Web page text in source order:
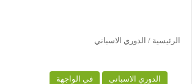
الرئيسية / الدوري الاسباني
الدوري الاسباني في الواجهة